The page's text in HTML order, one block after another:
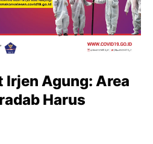
Irjen Agung: Area
Harus